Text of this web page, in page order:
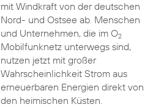
mit Windkraft von der deutschen
Nord- und Ostsee ab. Menschen
und Unternehmen, die im O2
Mobilfunknetz unterwegs sind,
nutzen jetzt mit großer
Wahrscheinlichkeit Strom aus
erneuerbaren Energien direkt von
den heimischen Küsten.